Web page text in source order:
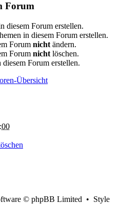
Forum
diesem Forum erstellen.
in diesem Forum erstellen.
Forum nicht ändern.
Forum nicht löschen.
Forum erstellen.
Übersicht
© phpBB Limited • Style